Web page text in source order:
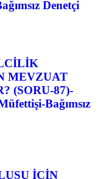
Denetçi
MEVZUAT
(SORU-87)-
Bağımsız
İÇİN